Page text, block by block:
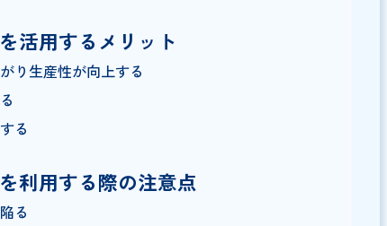
ルとは？基本的な使い方
ルを活用するメリット
上がり生産性が向上する